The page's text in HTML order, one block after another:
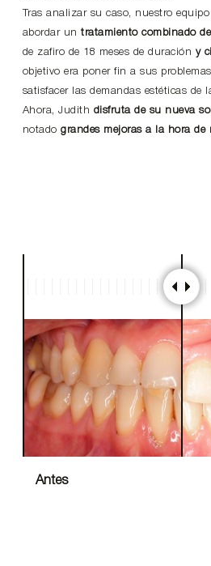
Tras analizar su caso, nuestro
abordar untratamiento combinado
de zafiro de 18 meses de duración y
objetivo era poner fin a sus
satisfacer las demandas estéticas de
Ahora, Judith disfruta de su nueva
notadograndes mejoras a la hora de
Antes